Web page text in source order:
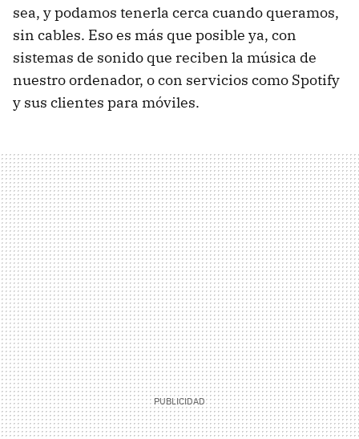
sea, y podamos tenerla cerca cuando queramos,
sin cables. Eso es más que posible ya, con
sistemas de sonido que reciben la música de
nuestro ordenador, o con servicios como Spotify
y sus clientes para móviles.